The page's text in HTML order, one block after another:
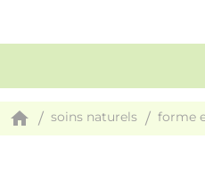
home soins naturels forme